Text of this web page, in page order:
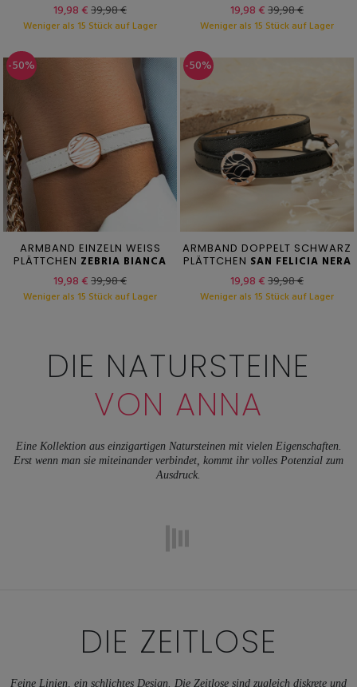
19,98 €39,98 €
Weniger als 15 Stück auf Lager
19,98 €39,98 €
Weniger als 15 Stück auf Lager
-50%
ARMBAND EINZELN WEISS
PLÄTTCHEN ZEBRIA BIANCA
19,98 €39,98 €
Weniger als 15 Stück auf Lager
-50%
ARMBAND DOPPELT SCHWARZ
PLÄTTCHEN SAN FELICIA NERA
19,98 €39,98 €
Weniger als 15 Stück auf Lager
DIE NATURSTEINE
VON ANNA
Eine Kollektion aus einzigartigen Natursteinen mit vielen Eigenschaften.
Erst wenn man sie miteinander verbindet, kommt ihr volles Potenzial zum
Ausdruck.
DIE ZEITLOSE
Feine Linien, ein schlichtes Design. Die Zeitlose sind zugleich diskrete und